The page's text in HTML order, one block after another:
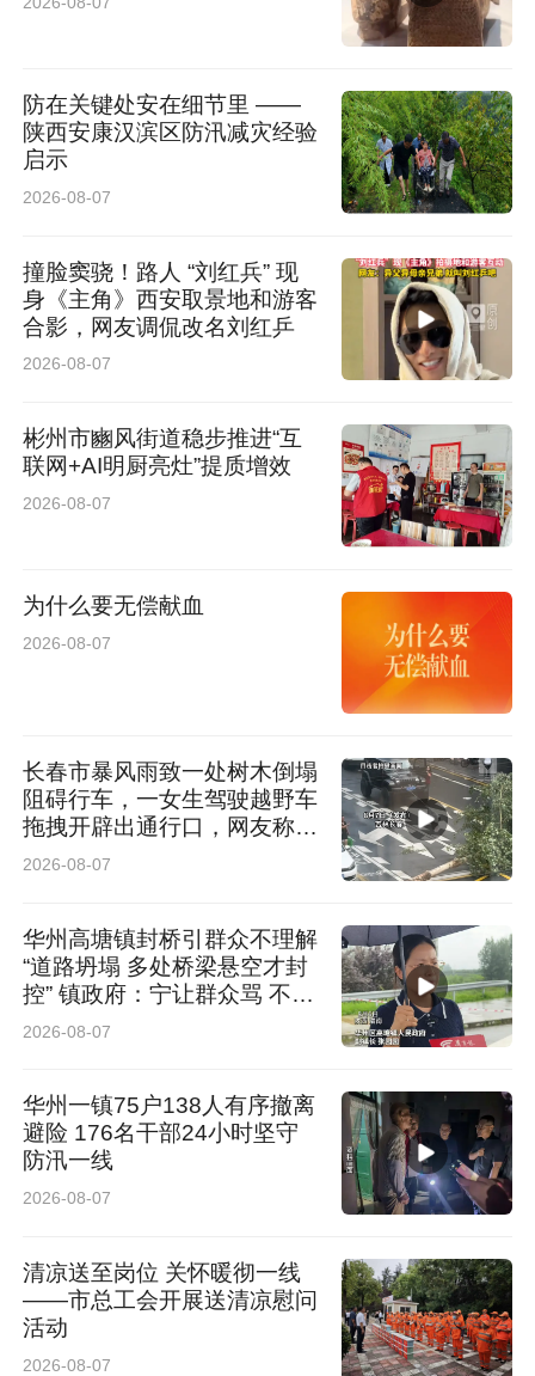
衡量一台电视的综合体验，操作流畅度和易用性
同样关键。P12L的灵控系统3.0是真的懂用户，
没有开机广告，卡片式界面很清爽，老人小孩上
手都没压力。分身桌面与自定义快捷键也很贴
心，家里人各用各的界面，长辈不用学复杂操
作，小孩也能找到自己想看的内容。
客厅的娱乐方式早已悄然改变，电视不再只是单
纯的观影工具，慢慢成了居家放松的核心选择。
TCL长期稳居全球电视出货量前二，深谙大众实
际使用诉求，P12L的出现，也刚好契合了当下普
通人多样化的居家娱乐日常。
防在关键处安在细节里 ——
陕西安康汉滨区防汛减灾经验
启示
2026-08-07
撞脸窦骁！路人 “刘红兵” 现
身《主角》西安取景地和游客
合影，网友调侃改名刘红乒
2026-08-07
彬州市豳风街道稳步推进“互
联网+AI明厨亮灶”提质增效
2026-08-07
为什么要无偿献血
2026-08-07
长春市暴风雨致一处树木倒塌
阻碍行车，一女生驾驶越野车
拖拽开辟出通行口，网友称赞
女司机拖拽时放缆旗还慢速！
2026-08-07
华州高塘镇封桥引群众不理解
“道路坍塌 多处桥梁悬空才封
控” 镇政府：宁让群众骂 不让
群众哭
2026-08-07
华州一镇75户138人有序撤离
避险 176名干部24小时坚守
防汛一线
2026-08-07
清凉送至岗位 关怀暖彻一线
——市总工会开展送清凉慰问
活动
2026-08-07